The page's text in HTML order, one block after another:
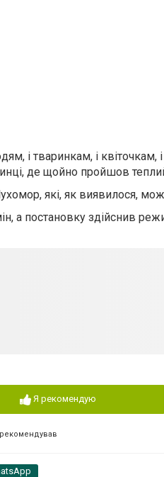
і тваринкам, і квіточкам,
де щойно пройшов
які, як виявилося,
а постановку здійснив
Я рекомендую